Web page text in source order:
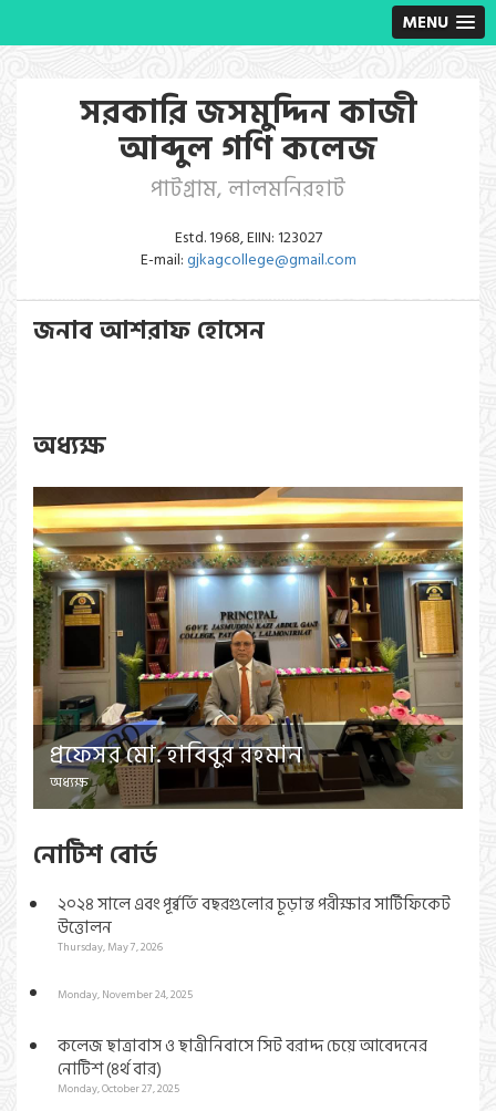
MENU
সরকারি জসমুদ্দিন কাজী
আব্দুল গণি কলেজ
পাটগ্রাম, লালমনিরহাট
Estd. 1968, EIIN: 123027
E-mail:gjkagcollege@gmail.com
জনাব আশরাফ হোসেন
অধ্যক্ষ
প্রফেসর মো. হাবিবুর রহমান
অধ্যক্ষ
নোটিশ বোর্ড
২০২৪ সালে এবং পূর্ব্বর্তি বছরগুলোর চূড়ান্ত পরীক্ষার সার্টিফিকেট
উত্তোলন
Thursday, May 7, 2026
Monday, November 24, 2025
কলেজ ছাত্রাবাস ও ছাত্রীনিবাসে সিট বরাদ্দ চেয়ে আবেদনের
নোটিশ (৪র্থ বার)
Monday, October 27, 2025